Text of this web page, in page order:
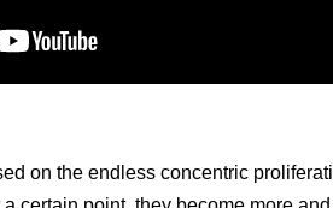
on the endless concentric